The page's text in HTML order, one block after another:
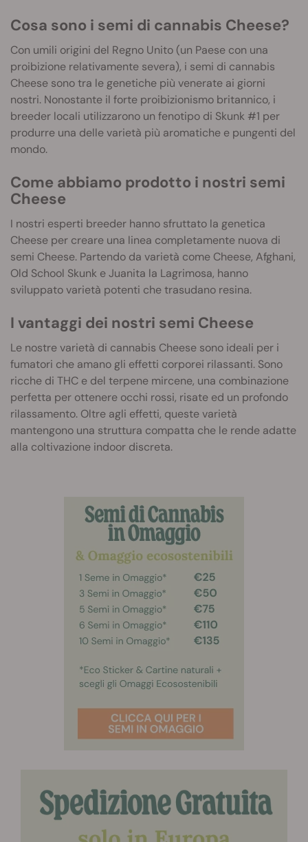
Cosa sono i semi di cannabis Cheese?
Con umili origini del Regno Unito (un Paese con una
proibizione relativamente severa), i semi di cannabis
Cheese sono tra le genetiche più venerate ai giorni
nostri. Nonostante il forte proibizionismo britannico, i
breeder locali utilizzarono un fenotipo di Skunk #1 per
produrre una delle varietà più aromatiche e pungenti del
mondo.
Come abbiamo prodotto i nostri semi
Cheese
I nostri esperti breeder hanno sfruttato la genetica
Cheese per creare una linea completamente nuova di
semi Cheese. Partendo da varietà come Cheese, Afghani,
Old School Skunk e Juanita la Lagrimosa, hanno
sviluppato varietà potenti che trasudano resina.
I vantaggi dei nostri semi Cheese
Le nostre varietà di cannabis Cheese sono ideali per i
fumatori che amano gli effetti corporei rilassanti. Sono
ricche di THC e del terpene mircene, una combinazione
perfetta per ottenere occhi rossi, risate ed un profondo
rilassamento. Oltre agli effetti, queste varietà
mantengono una struttura compatta che le rende adatte
alla coltivazione indoor discreta.